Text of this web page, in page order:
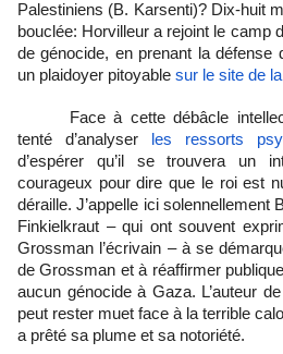
Palestiniens (B. Karsenti)? Dix-huit
bouclée: Horvilleur a rejoint le camp
de génocide, en prenant la défense
un plaidoyer pitoyable sur le site de
Face à cette débâcle
tenté d’analyser
les ressorts
d’espérer qu’il se trouvera un
courageux pour dire que le roi est
déraille. J’appelle ici solennellement
Finkielkraut – qui ont souvent
Grossman l’écrivain – à se
de Grossman et à réaffirmer
aucun génocide à Gaza. L’auteur
peut rester muet face à la terrible
a prêté sa plume et sa notoriété.